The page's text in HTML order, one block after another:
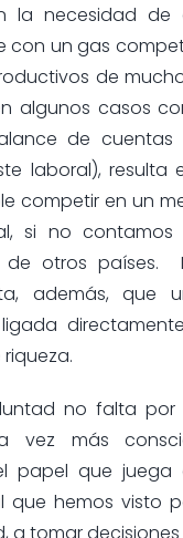
la necesidad de
con un gas
de
algunos casos
de cuentas
laboral), resulta
competir en un
si no contamos
de otros países.
además, que
no falta
vez más
papel que juega
que hemos visto